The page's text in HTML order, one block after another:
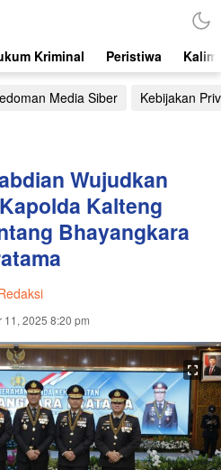
Kriminal Peristiwa
Media Siber
Kebijakan
Wujudkan
Kalteng
Bhayangkara
11, 2025 8:20 pm